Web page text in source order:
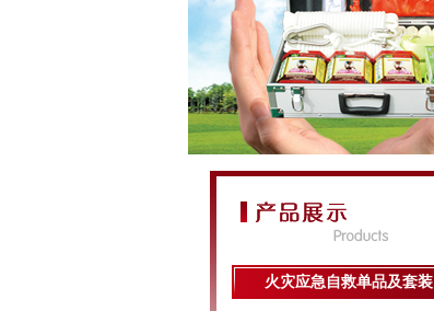
火灾应急自救单品及套装